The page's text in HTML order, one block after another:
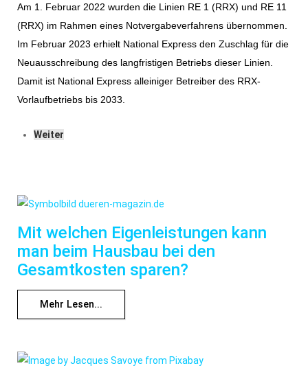
Am 1. Februar 2022 wurden die Linien RE 1 (RRX) und RE 11
(RRX) im Rahmen eines Notvergabeverfahrens übernommen.
Im Februar 2023 erhielt National Express den Zuschlag für die
Neuausschreibung des langfristigen Betriebs dieser Linien.
Damit ist National Express alleiniger Betreiber des RRX-
Vorlaufbetriebs bis 2033.
Weiter
Mit welchen Eigenleistungen kann
man beim Hausbau bei den
Gesamtkosten sparen?
Mehr Lesen...